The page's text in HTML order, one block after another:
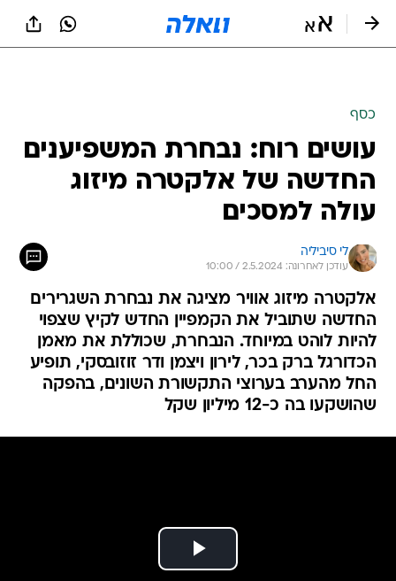
כסף
עושים רוח: נבחרת המשפיענים
החדשה של אלקטרה מיזוג
עולה למסכים
לי סיביליה
עודכן לאחרונה: 2.5.2024 / 10:00
אלקטרה מיזוג אוויר מציגה את נבחרת השגרירים
החדשה שתוביל את הקמפיין החדש לקיץ שצפוי
להיות לוהט במיוחד. הנבחרת, שכוללת את מאמן
הכדורגל ברק בכר, לירון ויצמן ודר זוזובסקי, תופיע
החל מהערב בערוצי התקשורת השונים, בהפקה
שהושקעו בה כ-12 מיליון שקל